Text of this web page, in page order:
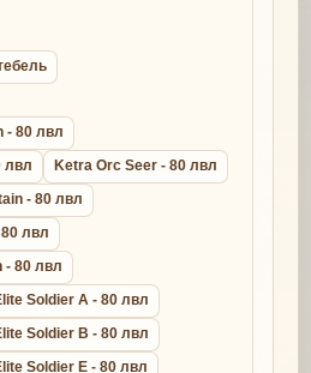
- 80 лвл
лвл
Ketra Orc Seer - 80 лвл
- 80 лвл
лвл
- 80 лвл
Soldier A - 80 лвл
Soldier B - 80 лвл
Soldier E - 80 лвл